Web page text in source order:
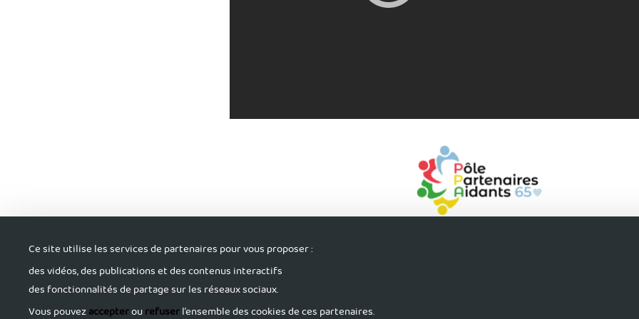
S'informer Trouver du soutien
Ce site utilise les services de partenaires pour vous proposer :
des vidéos, des publications et des contenus interactifs
des fonctionnalités de partage sur les réseaux sociaux.
Vous pouvezaccepterourefuserl’ensemble des cookies de ces partenaires.